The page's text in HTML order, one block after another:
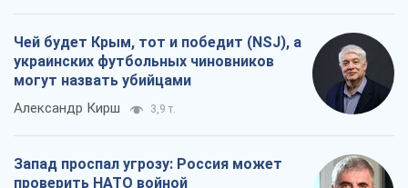
Чей будет Крым, тот и победит (NSJ), а
украинских футбольных чиновников
могут назвать убийцами
Александр Кирш 3,9 т.
Запад проспал угрозу: Россия может
проверить НАТО войной